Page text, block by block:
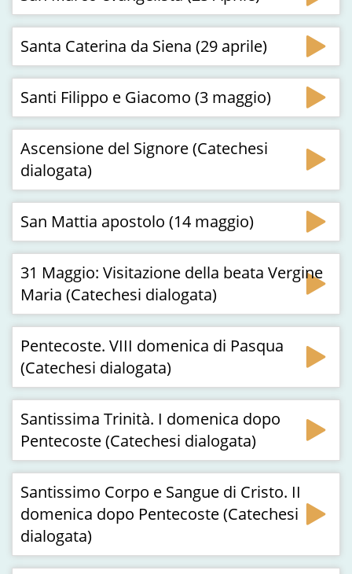
Santa Caterina da Siena (29 aprile)
Santi Filippo e Giacomo (3 maggio)
Ascensione del Signore (Catechesi
dialogata)
San Mattia apostolo (14 maggio)
31 Maggio: Visitazione della beata Vergine
Maria (Catechesi dialogata)
Pentecoste. VIII domenica di Pasqua
(Catechesi dialogata)
Santissima Trinità. I domenica dopo
Pentecoste (Catechesi dialogata)
Santissimo Corpo e Sangue di Cristo. II
domenica dopo Pentecoste (Catechesi
dialogata)